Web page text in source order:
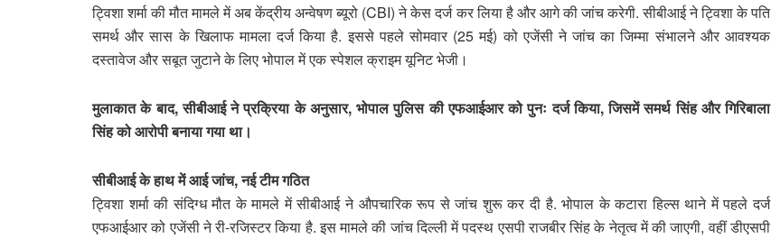
ट्विशा शर्मा की मौत मामले में अब केंद्रीय अन्वेषण ब्यूरो (CBI) ने केस दर्ज कर लिया है और आगे की जांच करेगी. सीबीआई ने ट्विशा के पति
समर्थ और सास के खिलाफ मामला दर्ज किया है. इससे पहले सोमवार (25 मई) को एजेंसी ने जांच का जिम्मा संभालने और आवश्यक
दस्तावेज और सबूत जुटाने के लिए भोपाल में एक स्पेशल क्राइम यूनिट भेजी।
मुलाकात के बाद, सीबीआई ने प्रक्रिया के अनुसार, भोपाल पुलिस की एफआईआर को पुनः दर्ज किया, जिसमें समर्थ सिंह और गिरिबाला
सिंह को आरोपी बनाया गया था।
सीबीआई के हाथ में आई जांच, नई टीम गठित
ट्विशा शर्मा की संदिग्ध मौत के मामले में सीबीआई ने औपचारिक रूप से जांच शुरू कर दी है. भोपाल के कटारा हिल्स थाने में पहले दर्ज
एफआईआर को एजेंसी ने री-रजिस्टर किया है. इस मामले की जांच दिल्ली में पदस्थ एसपी राजबीर सिंह के नेतृत्व में की जाएगी, वहीं डीएसपी